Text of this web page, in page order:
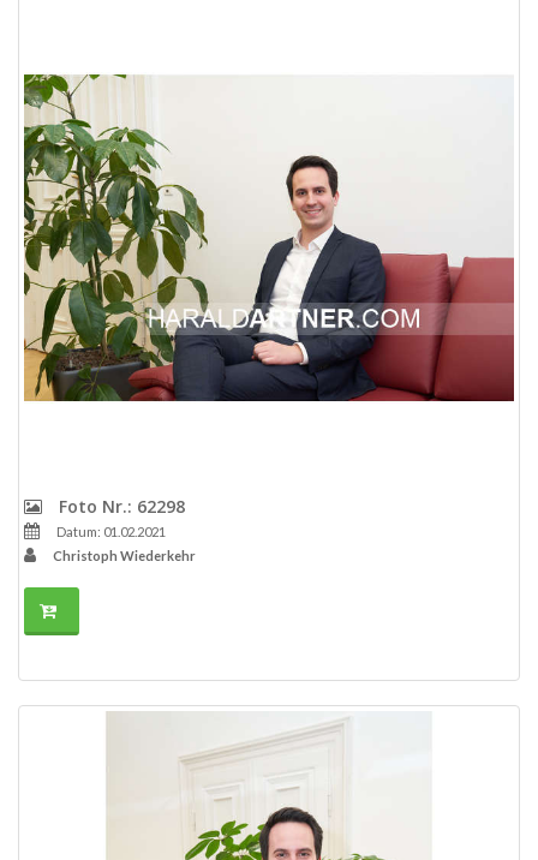
Foto Nr.: 62298
Datum: 01.02.2021
Christoph Wiederkehr